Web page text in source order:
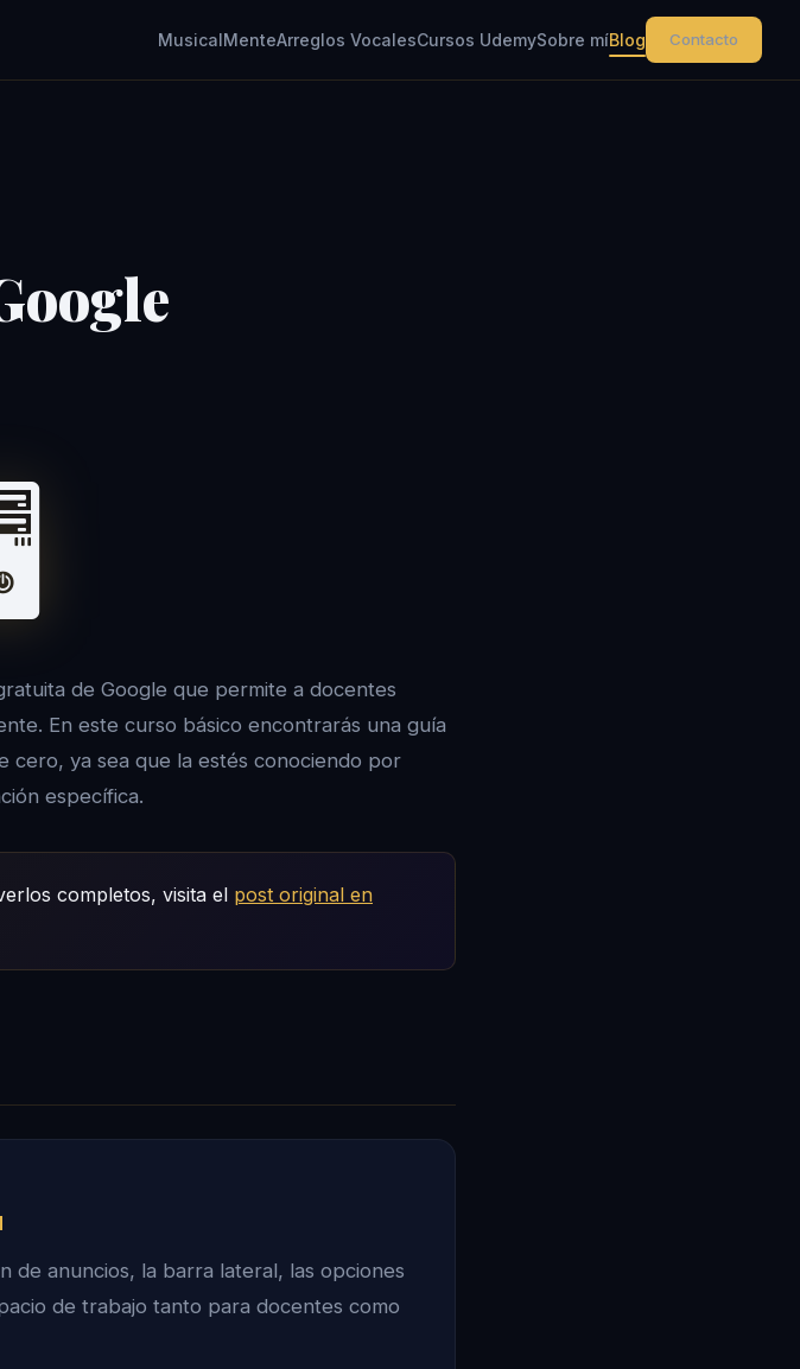
MusicalMenteArreglos VocalesCursos UdemySobre míBlog Contacto
de Google que permite a docentes
En este curso básico encontrarás una guía
cero, ya sea que la estés conociendo por
específica.
completos, visita el post original en
de anuncios, la barra lateral, las opciones
de trabajo tanto para docentes como